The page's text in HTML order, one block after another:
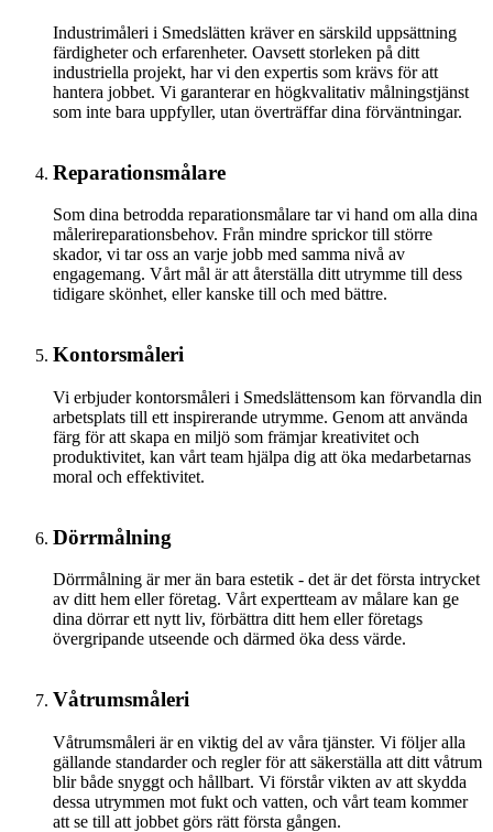
Industrimåleri i Smedslätten kräver en särskild uppsättning
färdigheter och erfarenheter. Oavsett storleken på ditt
industriella projekt, har vi den expertis som krävs för att
hantera jobbet. Vi garanterar en högkvalitativ målningstjänst
som inte bara uppfyller, utan överträffar dina förväntningar.
Reparationsmålare
Som dina betrodda reparationsmålare tar vi hand om alla dina
målerireparationsbehov. Från mindre sprickor till större
skador, vi tar oss an varje jobb med samma nivå av
engagemang. Vårt mål är att återställa ditt utrymme till dess
tidigare skönhet, eller kanske till och med bättre.
Kontorsmåleri
Vi erbjuder kontorsmåleri i Smedslättensom kan förvandla din
arbetsplats till ett inspirerande utrymme. Genom att använda
färg för att skapa en miljö som främjar kreativitet och
produktivitet, kan vårt team hjälpa dig att öka medarbetarnas
moral och effektivitet.
Dörrmålning
Dörrmålning är mer än bara estetik - det är det första intrycket
av ditt hem eller företag. Vårt expertteam av målare kan ge
dina dörrar ett nytt liv, förbättra ditt hem eller företags
övergripande utseende och därmed öka dess värde.
Våtrumsmåleri
Våtrumsmåleri är en viktig del av våra tjänster. Vi följer alla
gällande standarder och regler för att säkerställa att ditt våtrum
blir både snyggt och hållbart. Vi förstår vikten av att skydda
dessa utrymmen mot fukt och vatten, och vårt team kommer
att se till att jobbet görs rätt första gången.